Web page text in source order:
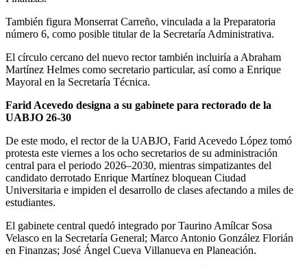
También figura Monserrat Carreño, vinculada a la Preparatoria
número 6, como posible titular de la Secretaría Administrativa.
El círculo cercano del nuevo rector también incluiría a Abraham
Martínez Helmes como secretario particular, así como a Enrique
Mayoral en la Secretaría Técnica.
Farid Acevedo designa a su gabinete para rectorado de la
UABJO 26-30
De este modo, el rector de la UABJO, Farid Acevedo López tomó
protesta este viernes a los ocho secretarios de su administración
central para el periodo 2026–2030, mientras simpatizantes del
candidato derrotado Enrique Martínez bloquean Ciudad
Universitaria e impiden el desarrollo de clases afectando a miles de
estudiantes.
El gabinete central quedó integrado por Taurino Amílcar Sosa
Velasco en la Secretaría General; Marco Antonio González Florián
en Finanzas; José Ángel Cueva Villanueva en Planeación.